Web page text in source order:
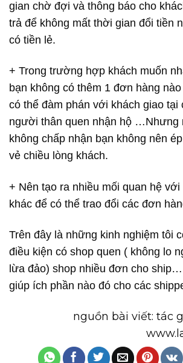
gian chờ đợi và thông báo cho
trả để không mất thời gian đổi tiền
có tiền lẻ.
+ Trong trường hợp khách muốn
bạn không có thêm 1 đơn hàng
có thể đàm phán với khách giao tại
người thân quen nhận hộ …Nhưng
không chấp nhận bạn không nên
vẻ chiều lòng khách.
+ Nên tạo ra nhiều mối quan hệ với
khác để có thể trao đổi các đơn
Trên đây là những kinh nghiệm tôi
điều kiện có shop quen ( không lo
lừa đảo) shop nhiều đơn cho
giúp ích phần nào đó cho các
nguồn bài viết: tác